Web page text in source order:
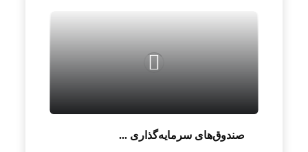
صندوق‌های سرمایه‌گذاری ...